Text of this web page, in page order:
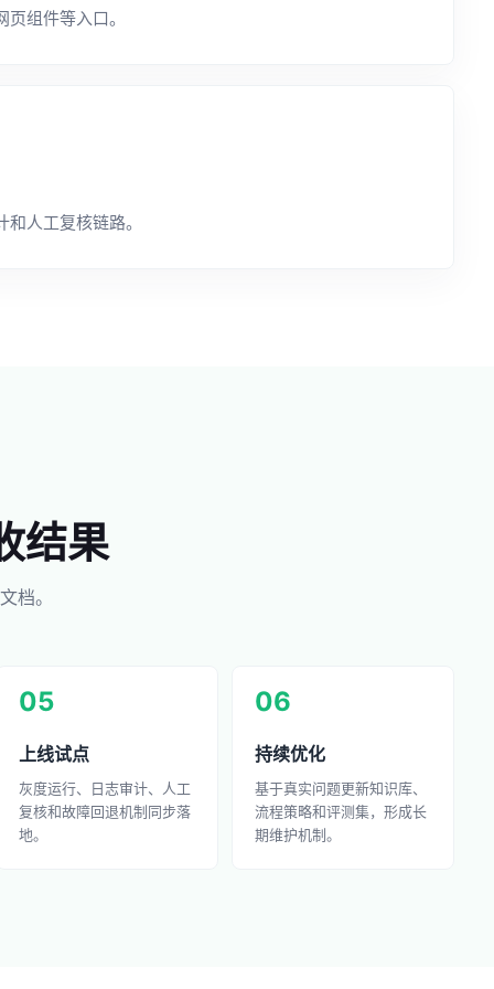
组件等入口。
人工复核链路。
结果
档。
05
上线试点
灰度运行、日志审计、人工
复核和故障回退机制同步落
地。
06
持续优化
基于真实问题更新知识库、
流程策略和评测集，形成长
期维护机制。